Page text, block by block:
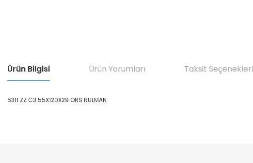
Ürün Bilgisi Ürün Yorumları Taksit Seçenekleri
6311 ZZ C3 55X120X29 ORS RULMAN